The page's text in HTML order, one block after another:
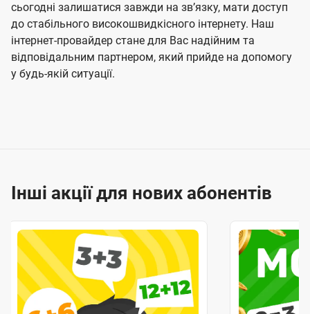
сьогодні залишатися завжди на звʼязку, мати доступ
до стабільного високошвидкісного інтернету. Наш
інтернет-провайдер стане для Вас надійним та
відповідальним партнером, який прийде на допомогу
у будь-якій ситуації.
Інші акції для нових абонентів